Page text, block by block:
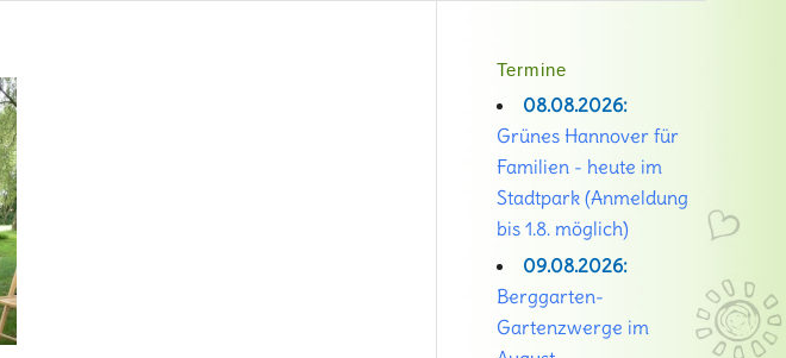
Termine
08.08.2026:
Grünes Hannover für
Familien - heute im
Stadtpark (Anmeldung
bis 1.8. möglich)
09.08.2026:
Berggarten-
Gartenzwerge im